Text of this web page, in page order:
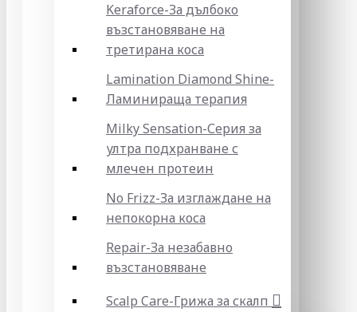
Keraforce-За дълбоко
възстановяване на
третирана коса
Lamination Diamond Shine-
Ламинираща терапия
Milky Sensation-Серия за
ултра подхранване с
млечен протеин
No Frizz-За изглаждане на
непокорна коса
Repair-За незабавно
възстановяване
Scalp Care-Грижа за скалп